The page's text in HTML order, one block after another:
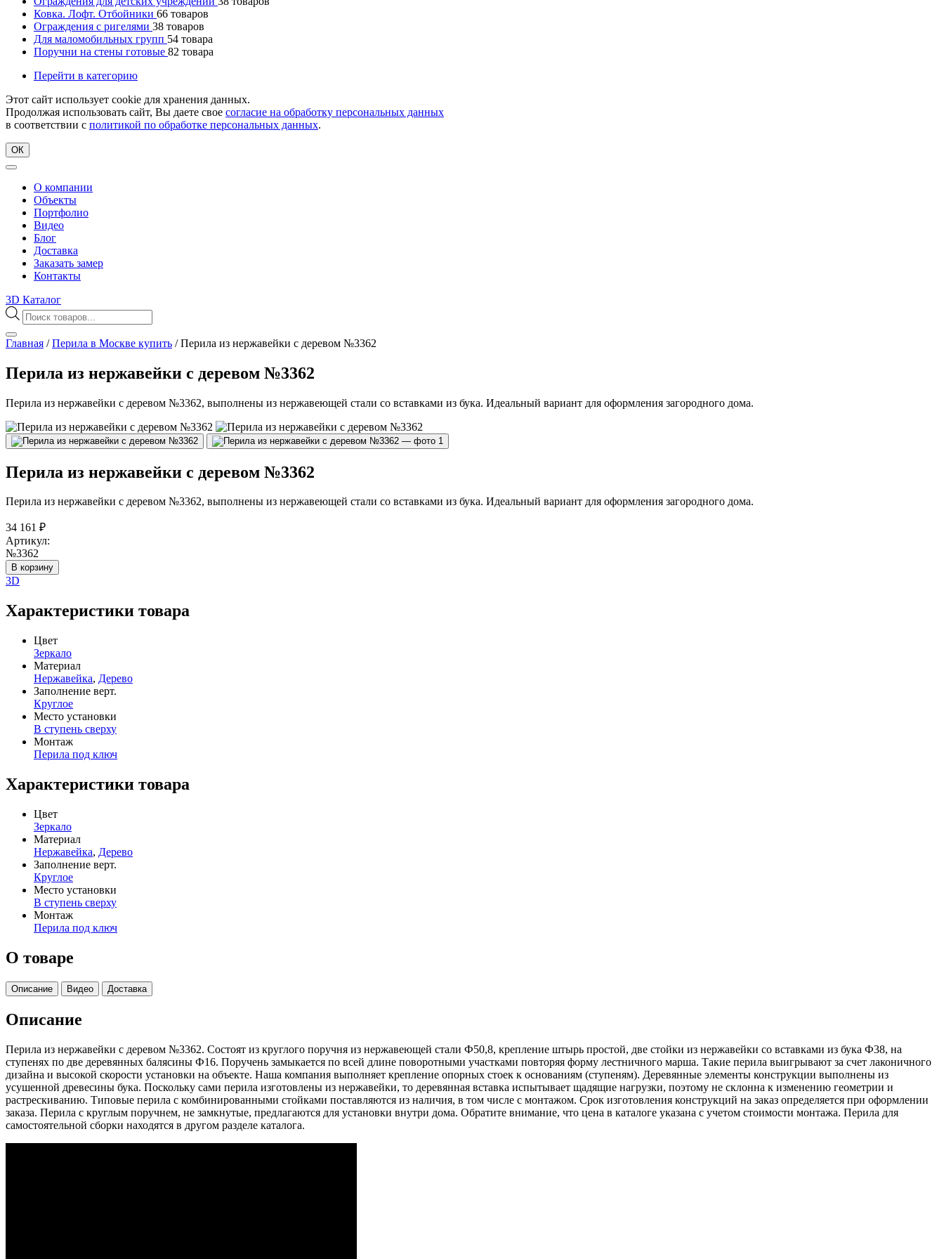
Ковка. Лофт. Отбойники 66 товаров
Ограждения с ригелями 38 товаров
Для маломобильных групп 54 товара
Поручни на стены готовые 82 товара
Перейти в категорию
Этот сайт использует cookie для хранения данных.
Продолжая использовать сайт, Вы даете свое согласие на обработку персональных данных
в соответствии с политикой по обработке персональных данных.
ОК
О компании
Объекты
Портфолио
Видео
Блог
Доставка
Заказать замер
Контакты
3D Каталог
Поиск
товаров
Главная /Перила в Москве купить /Перила из нержавейки с деревом №3362
Перила из нержавейки с деревом №3362
Перила из нержавейки с деревом №3362, выполнены из нержавеющей стали со вставками из бука. Идеальный вариант для оформления загородного дома.
Перила из нержавейки с деревом №3362
Перила из нержавейки с деревом №3362, выполнены из нержавеющей стали со вставками из бука. Идеальный вариант для оформления загородного дома.
34 161 ₽
Артикул:
№3362
В корзину
3D
Характеристики товара
Цвет
Зеркало
Материал
Нержавейка, Дерево
Заполнение верт.
Круглое
Место установки
В ступень сверху
Монтаж
Перила под ключ
Характеристики товара
Цвет
Зеркало
Материал
Нержавейка, Дерево
Заполнение верт.
Круглое
Место установки
В ступень сверху
Монтаж
Перила под ключ
О товаре
Описание Видео Доставка
Описание
Перила из нержавейки с деревом №3362. Состоят из круглого поручня из нержавеющей стали Ф50,8, крепление штырь простой, две стойки из нержавейки со вставками из бука Ф38, на
ступенях по две деревянных балясины Ф16. Поручень замыкается по всей длине поворотными участками повторяя форму лестничного марша. Такие перила выигрывают за счет лаконичного
дизайна и высокой скорости установки на объекте. Наша компания выполняет крепление опорных стоек к основаниям (ступеням). Деревянные элементы конструкции выполнены из
усушенной древесины бука. Поскольку сами перила изготовлены из нержавейки, то деревянная вставка испытывает щадящие нагрузки, поэтому не склонна к изменению геометрии и
растрескиванию. Типовые перила с комбинированными стойками поставляются из наличия, в том числе с монтажом. Срок изготовления конструкций на заказ определяется при оформлении
заказа. Перила с круглым поручнем, не замкнутые, предлагаются для установки внутри дома. Обратите внимание, что цена в каталоге указана с учетом стоимости монтажа. Перила для
самостоятельной сборки находятся в другом разделе каталога.